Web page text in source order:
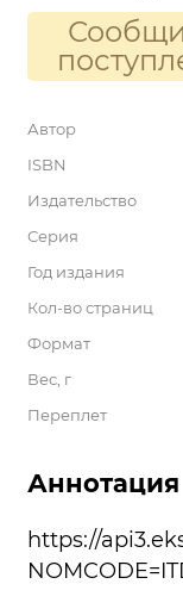
Автор
ISBN
Издательство
Серия
Год издания
Кол-во страниц
Формат
Вес, г
Переплет
Аннотация
https://